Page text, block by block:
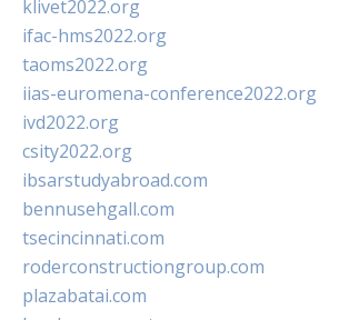
klivet2022.org
ifac-hms2022.org
taoms2022.org
iias-euromena-conference2022.org
ivd2022.org
csity2022.org
ibsarstudyabroad.com
bennusehgall.com
tsecincinnati.com
roderconstructiongroup.com
plazabatai.com